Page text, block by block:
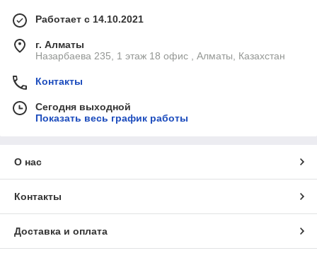
Работает с 14.10.2021
г. Алматы
Назарбаева 235, 1 этаж 18 офис , Алматы, Казахстан
Контакты
Сегодня выходной
Показать весь график работы
О нас
Контакты
Доставка и оплата